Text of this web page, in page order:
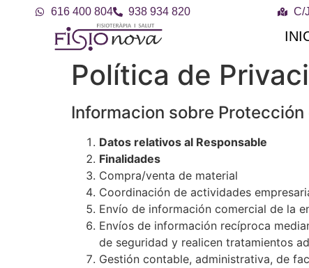
616 400 804 938 934 820 C/
Política de
Informacion sobre Protección
Datos relativos al Responsable
Finalidades
Compra/venta de material
Coordinación de actividades
Envío de información comercial de la
Envíos de información recíproca
de seguridad y realicen tratamientos
Gestión contable, administrativa, de